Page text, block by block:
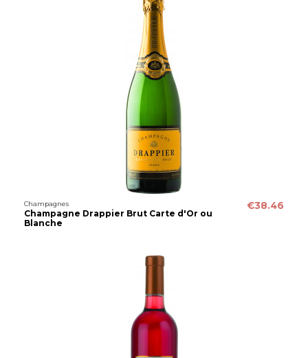
Champagnes
Champagne Drappier Brut Carte d'Or ou
Blanche
€38.46